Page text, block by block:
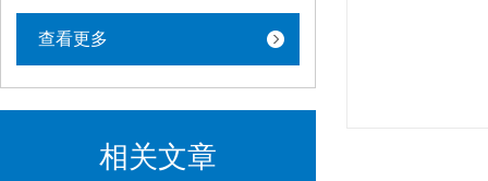
查看更多
相关文章